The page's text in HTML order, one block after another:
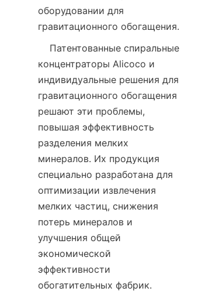
оборудовании для
концентраторы Alicoco и
индивидуальные решения для
гравитационного обогащения
решают эти проблемы,
повышая эффективность
разделения мелких
минералов. Их продукция
специально разработана для
оптимизации извлечения
мелких частиц, снижения
потерь минералов и
улучшения общей
экономической
эффективности